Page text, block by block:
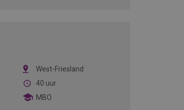
West-Friesland
40 uur
MBO